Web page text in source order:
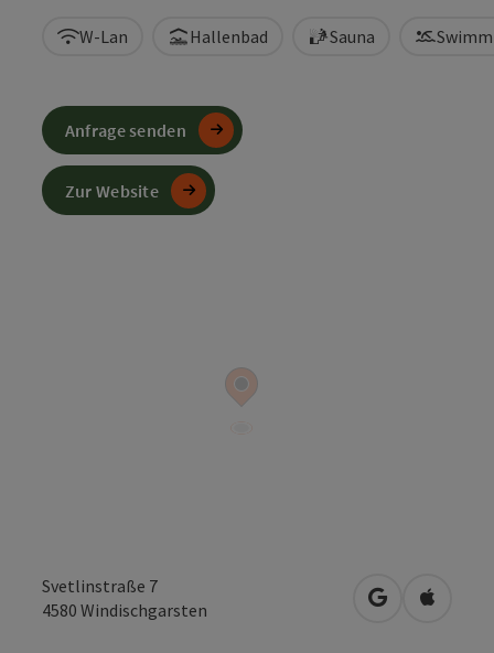
W-Lan Hallenbad Sauna
Svetlinstraße 7
4580 Windischgarsten in Google
in
Anfrage senden
Zur Website